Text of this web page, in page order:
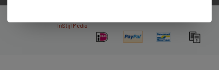
InStijl Media